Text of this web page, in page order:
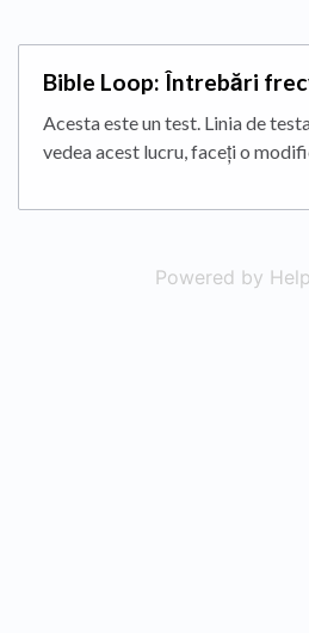
Bible Loop: Întrebări
Acesta este un test. Linia de
vedea acest lucru, faceți o
Powered by